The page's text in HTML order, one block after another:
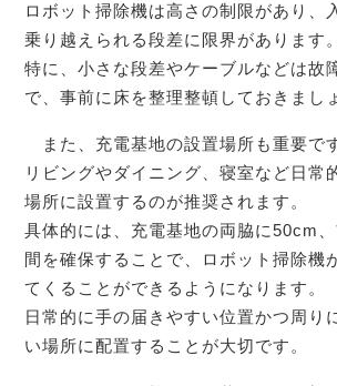
ロボット掃除機は高さの制限があり、
乗り越えられる段差に限界があります。
特に、小さな段差やケーブルなどは故
で、事前に床を整理整頓しておきまし
また、充電基地の設置場所も重要で
リビングやダイニング、寝室など日常
場所に設置するのが推奨されます。
具体的には、充電基地の両脇に50cm
間を確保することで、ロボット掃除機
てくることができるようになります。
日常的に手の届きやすい位置かつ周り
い場所に配置することが大切です。